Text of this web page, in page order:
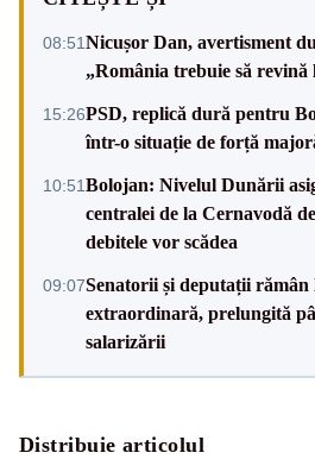
08:51Nicușor Dan, avertisment
„România trebuie să revină
15:26PSD, replică dură pentru
într-o situație de forță
10:51Bolojan: Nivelul Dunării
centralei de la Cernavodă
debitele vor scădea
09:07Senatorii și deputații rămân
extraordinară, prelungită
salarizării
Distribuie articolul